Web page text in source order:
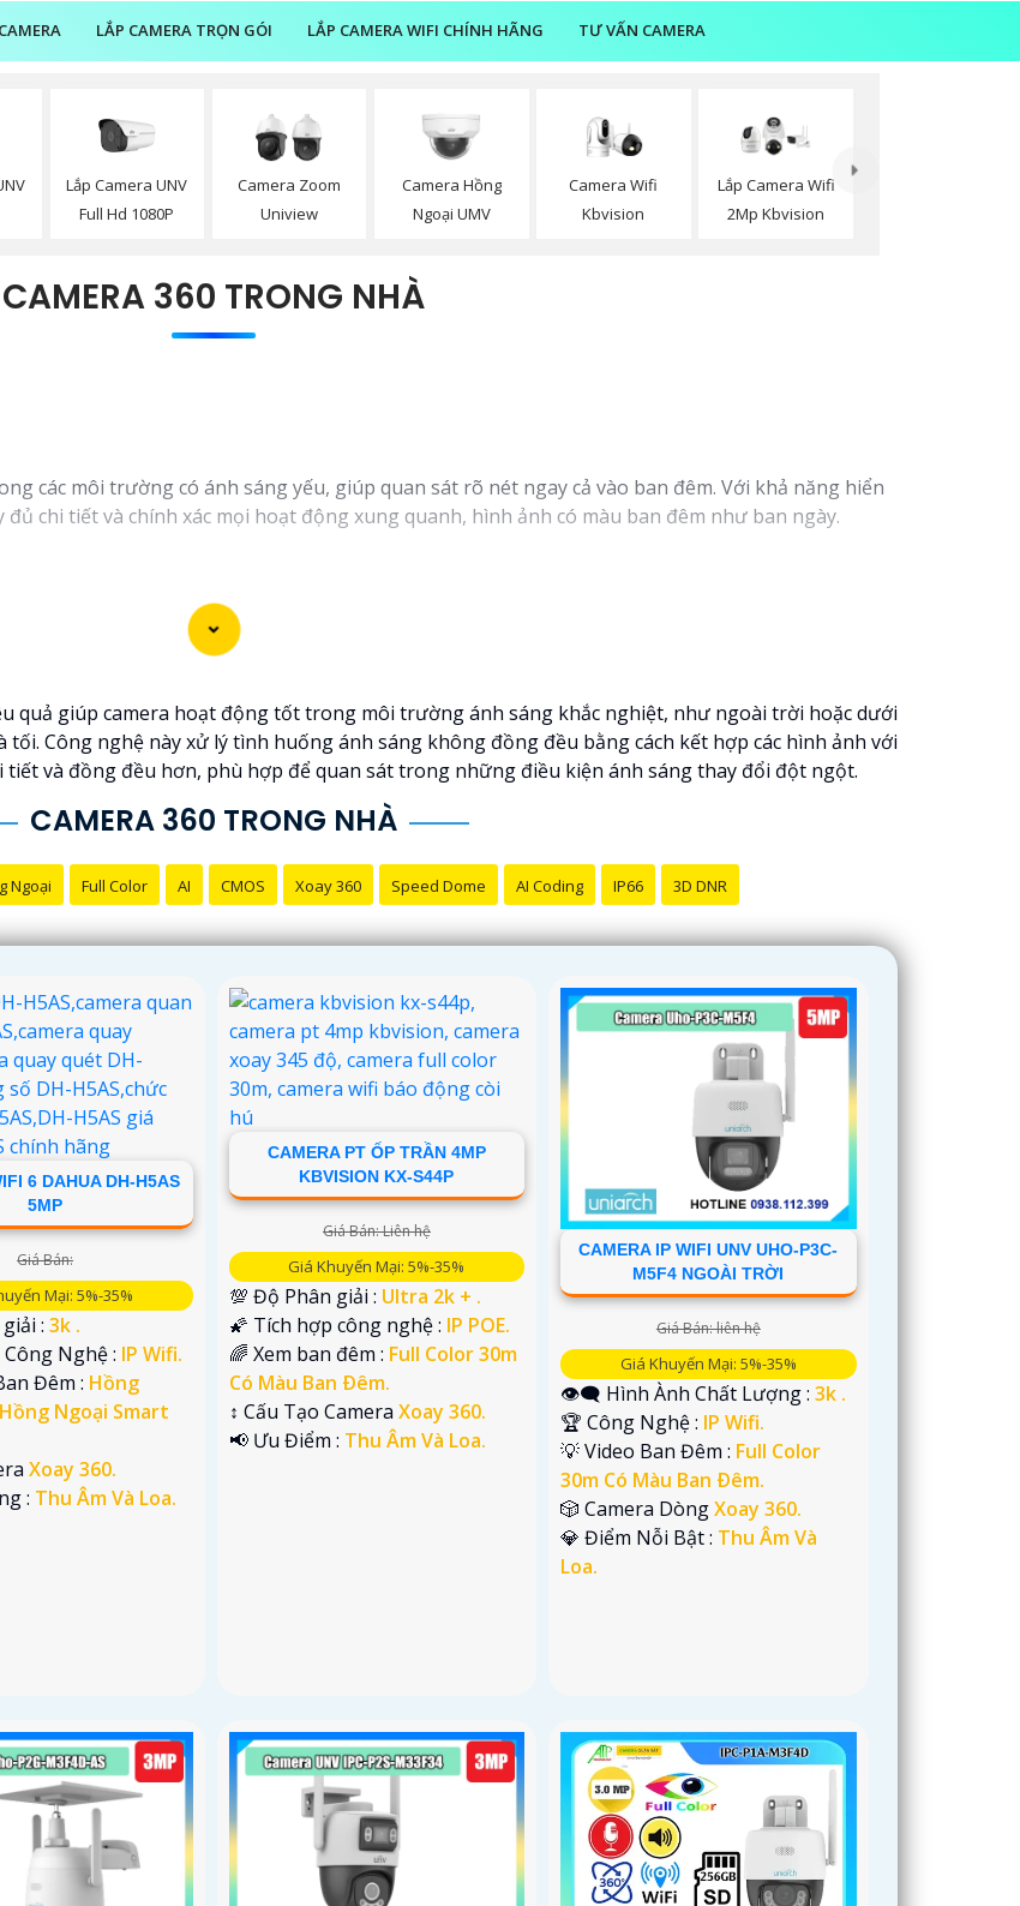
LẮP CAMERA TRỌN GÓI LẮP CAMERA WIFI CHÍNH HÃNG TƯ VẤN CAMERA
Lắp Camera UNV
Full Hd 1080P
Camera Zoom
Uniview
Camera Hồng
Ngoại UMV
Camera Wifi
Kbvision
Lắp Camera Wifi
2Mp Kbvision
CAMERA 360 TRONG NHÀ
các môi trường có ánh sáng yếu, giúp quan sát rõ nét ngay cả vào ban đêm. Với khả năng hiển
chi tiết và chính xác mọi hoạt động xung quanh, hình ảnh có màu ban đêm như ban ngày.
quả giúp camera hoạt động tốt trong môi trường ánh sáng khắc nghiệt, như ngoài trời hoặc dưới
Công nghệ này xử lý tình huống ánh sáng không đồng đều bằng cách kết hợp các hình ảnh với
và đồng đều hơn, phù hợp để quan sát trong những điều kiện ánh sáng thay đổi đột ngột.
CAMERA 360 TRONG NHÀ
Ngoại Full Color AI CMOS Xoay 360 Speed Dome AI Coding IP66 3D DNR
6 DAHUA DH-H5AS
5MP
Giá Bán:
Mại: 5%-35%
giải :3k .
Nghệ : IP Wifi.
Đêm : Hồng
Ngoại Smart
Xoay 360.
: Thu Âm Và Loa.
CAMERA PT ỐP TRẦN 4MP
KBVISION KX-S44P
Giá Bán: Liên hệ
Giá Khuyến Mại: 5%-35%
💯 Độ Phân giải : Ultra 2k + .
🌠 Tích hợp công nghệ : IP POE.
🌈 Xem ban đêm : Full Color 30m
Có Màu Ban Ðêm.
↕️ Cấu Tạo Camera Xoay 360.
️📢 Ưu Điểm : Thu Âm Và Loa.
CAMERA IP WIFI UNV UHO-P3C-
M5F4 NGOÀI TRỜI
Giá Bán: liên hệ
Giá Khuyến Mại: 5%-35%
👁️‍🗨 Hình Ành Chất Lượng :3k .
🏆 Công Nghệ : IP Wifi.
💡 Video Ban Đêm : Full Color
30m Có Màu Ban Ðêm.
🎲 Camera DòngXoay 360.
️💎 Điểm Nỗi Bật : Thu Âm Và
Loa.